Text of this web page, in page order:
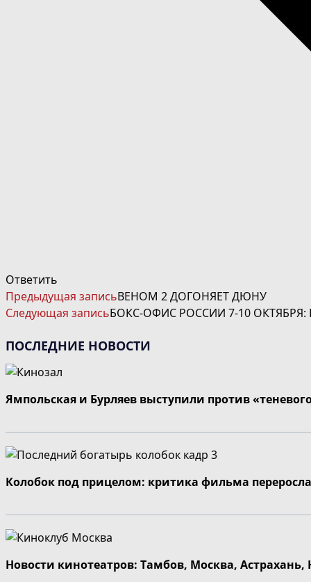
Ответить
ЧИТАТЬ
ДАЛЕЕ
СТАТЬИ
Предыдущая записьВЕНОМ 2 ДОГОНЯЕТ ДЮНУ
Следующая записьБОКС-ОФИС РОССИИ 7-10
ПОСЛЕДНИЕ НОВОСТИ
Ямпольская и Бурляев выступили против
Колобок под прицелом: критика фильма
Новости кинотеатров: Тамбов, Москва,